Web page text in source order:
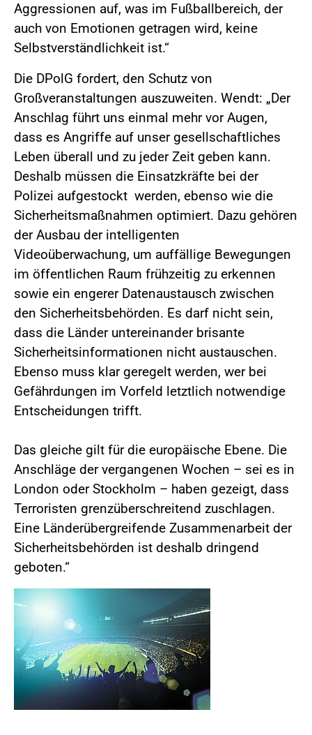
Aggressionen auf, was im Fußballbereich, der
auch von Emotionen getragen wird, keine
Selbstverständlichkeit ist.“
Die DPolG fordert, den Schutz von
Großveranstaltungen auszuweiten. Wendt: „Der
Anschlag führt uns einmal mehr vor Augen,
dass es Angriffe auf unser gesellschaftliches
Leben überall und zu jeder Zeit geben kann.
Deshalb müssen die Einsatzkräfte bei der
Polizei aufgestockt werden, ebenso wie die
Sicherheitsmaßnahmen optimiert. Dazu gehören
der Ausbau der intelligenten
Videoüberwachung, um auffällige Bewegungen
im öffentlichen Raum frühzeitig zu erkennen
sowie ein engerer Datenaustausch zwischen
den Sicherheitsbehörden. Es darf nicht sein,
dass die Länder untereinander brisante
Sicherheitsinformationen nicht austauschen.
Ebenso muss klar geregelt werden, wer bei
Gefährdungen im Vorfeld letztlich notwendige
Entscheidungen trifft.
Das gleiche gilt für die europäische Ebene. Die
Anschläge der vergangenen Wochen – sei es in
London oder Stockholm – haben gezeigt, dass
Terroristen grenzüberschreitend zuschlagen.
Eine Länderübergreifende Zusammenarbeit der
Sicherheitsbehörden ist deshalb dringend
geboten.“